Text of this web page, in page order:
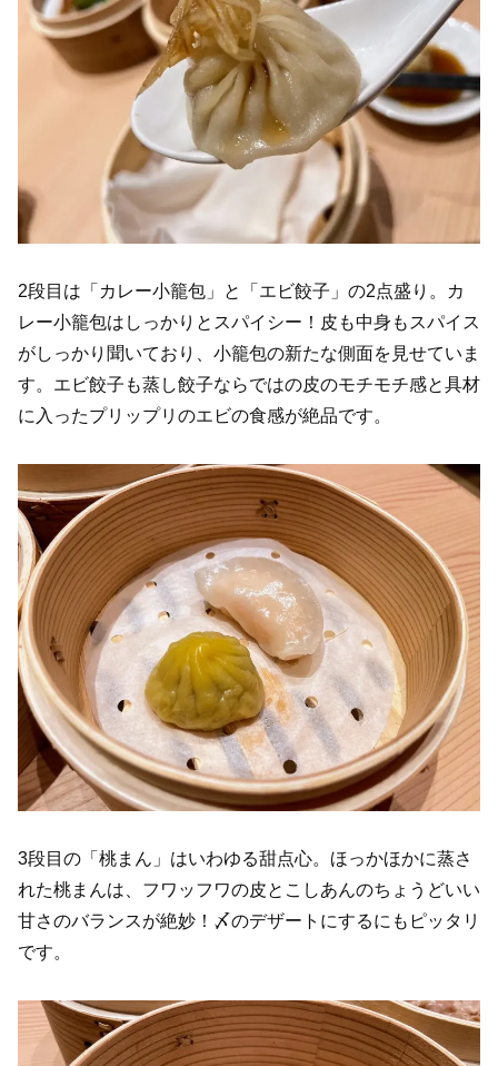
2段目は「カレー小籠包」と「エビ餃子」の2点盛り。カ
レー小籠包はしっかりとスパイシー！皮も中身もスパイス
がしっかり聞いており、小籠包の新たな側面を見せていま
す。エビ餃子も蒸し餃子ならではの皮のモチモチ感と具材
に入ったプリップリのエビの食感が絶品です。
3段目の「桃まん」はいわゆる甜点心。ほっかほかに蒸さ
れた桃まんは、フワッフワの皮とこしあんのちょうどいい
甘さのバランスが絶妙！〆のデザートにするにもピッタリ
です。